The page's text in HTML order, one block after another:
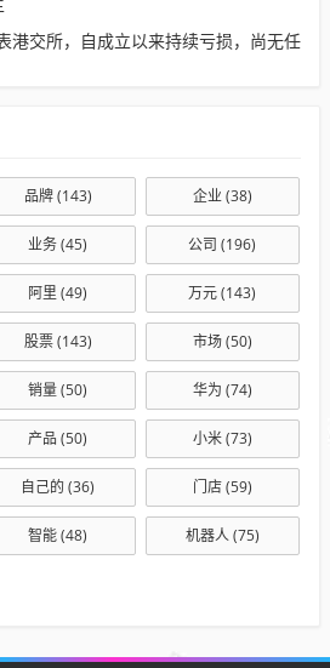
港交所，自成立以来持续亏损，尚无任
品牌(143) 企业(38)
业务(45) 公司 (196)
阿里 (49) 万元(143)
股票(143) 市场(50)
销量(50) 华为 (74)
产品 (50) 小米(73)
自己的 (36) 门店(59)
智能(48) 机器人(75)